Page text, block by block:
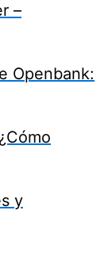
–
Openbank:
y